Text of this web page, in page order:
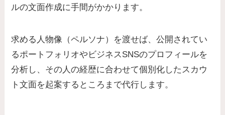
ルの文面作成に手間がかかります。
求める人物像（ペルソナ）を渡せば、公開されてい
るポートフォリオやビジネスSNSのプロフィールを
分析し、その人の経歴に合わせて個別化したスカウ
ト文面を起案するところまで代行します。